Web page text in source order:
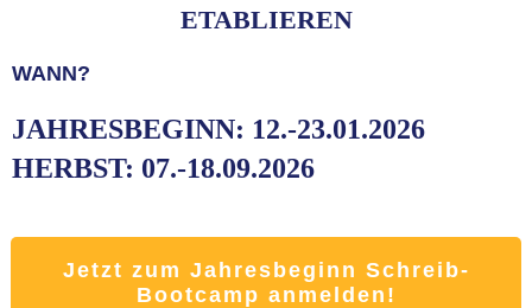
ETABLIEREN
WANN?
JAHRESBEGINN: 12.-23.01.2026
HERBST: 07.-18.09.2026
Jetzt zum Jahresbeginn Schreib-
Bootcamp anmelden!